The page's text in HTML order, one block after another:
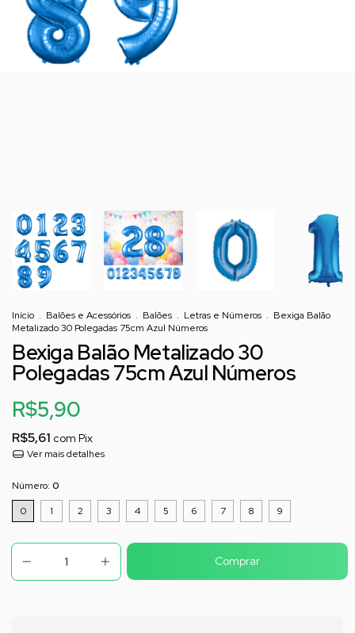
Início . Balões e Acessórios . Balões . Letras e Números . Bexiga Balão
Metalizado 30 Polegadas 75cm Azul Números
Bexiga Balão Metalizado 30
Polegadas 75cm Azul Números
R$5,90
R$5,61 com Pix
Ver mais detalhes
Número: 0
0
1 2 3 4 5 6 7 8 9